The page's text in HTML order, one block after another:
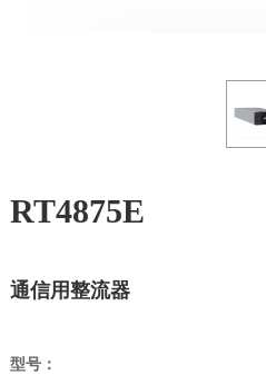
RT4875E
通信用整流器
型号：